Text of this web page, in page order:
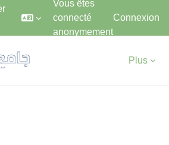
Vous êtes
connecté
anonymement
Connexion
Plus